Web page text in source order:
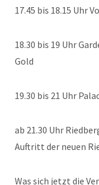
17.45 bis 18.15 Uhr
18.30 bis 19 Uhr
Gold
19.30 bis 21 Uhr
ab 21.30 Uhr
Auftritt der neuen
Was sich jetzt die